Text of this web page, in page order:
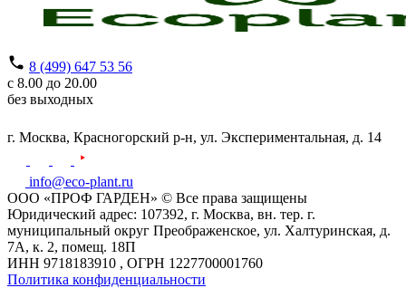
8 (499) 647 53 56
с 8.00 до 20.00
без выходных
г. Москва, Красногорский р-н, ул. Экспериментальная, д. 14
info@eco-plant.ru
ООО «ПРОФ ГАРДЕН» © Все права защищены
Юридический адрес: 107392, г. Москва, вн. тер. г.
муниципальный округ Преображенское, ул. Халтуринская, д.
7А, к. 2, помещ. 18П
ИНН 9718183910 , ОГРН 1227700001760
Политика конфиденциальности